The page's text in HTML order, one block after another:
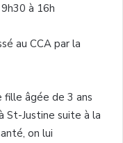
à 16h
au CCA par la
fille âgée de 3 ans
St-Justine suite à la
on lui